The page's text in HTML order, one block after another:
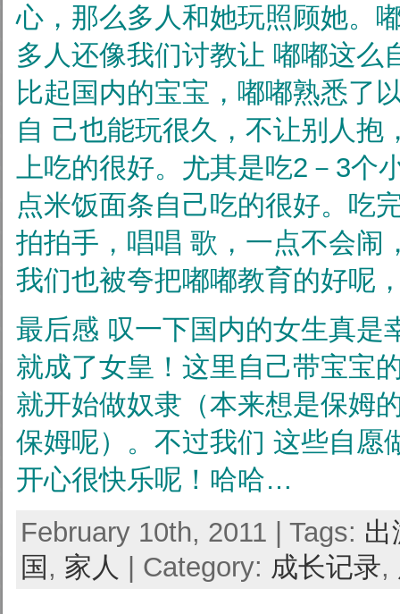
心，那么多人和她玩照顾她。
多人还像我们讨教让 嘟嘟这么
比起国内的宝宝，嘟嘟熟悉了
自 己也能玩很久，不让别人抱
上吃的很好。尤其是吃2－3个
点米饭面条自己吃的很好。吃
拍拍手，唱唱 歌，一点不会闹
我们也被夸把嘟嘟教育的好呢
最后感 叹一下国内的女生真是
就成了女皇！这里自己带宝宝
就开始做奴隶（本来想是保姆
保姆呢）。不过我们 这些自愿
开心很快乐呢！哈哈…
February 10th, 2011 | Tags: 出
国 , 家人 | Category: 成长记录,